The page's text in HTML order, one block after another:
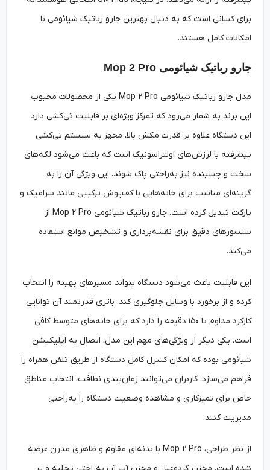
برای کسانی است که به دنبال بهترین جارو رباتیک شیائومی با
امکانات کامل هستند.
جارو رباتیک شیائومی Mop 2 Pro
مدل جارو رباتیک شیائومی Mop 2 Pro یکی از محصولات محبوب
این برند به شمار می‌رود که تمرکز ویژه‌ای بر قابلیت تی‌کشی دارد.
این دستگاه علاوه بر قدرت مکش بالا، مجهز به سیستم تی‌کشی
پیشرفته با لرزش‌های اولتراسونیک است که باعث می‌شود لکه‌های
سخت و چسبنده نیز به‌راحتی پاک شوند. این ویژگی آن را به
گزینه‌ای مناسب برای خانه‌هایی با کف‌پوش ترکیبی مانند سرامیک و
پارکت تبدیل کرده است. جارو رباتیک شیائومی Mop 2 Pro از
سنسورهای دقیق برای نقشه‌برداری و تشخیص موانع استفاده
می‌کند.
این قابلیت باعث می‌شود دستگاه بتواند مسیرهای بهینه را انتخاب
کرده و از برخورد با وسایل جلوگیری کند. باتری قدرتمند آن توانایی
کارکرد مداوم تا ۱۵۰ دقیقه را دارد که برای خانه‌های متوسط کافی
است. یکی دیگر از ویژگی‌های مهم این مدل، اتصال به اپلیکیشن
شیائومی بوده که امکان کنترل کامل دستگاه از طریق تلفن همراه را
فراهم می‌سازد. کاربران می‌توانند زمان‌بندی نظافت، انتخاب مناطق
خاص برای تمیزکاری و مشاهده وضعیت دستگاه را به‌راحتی
مدیریت کنند.
از نظر طراحی، Mop 2 Pro با بدنه‌ای مقاوم و ظاهری مدرن عرضه